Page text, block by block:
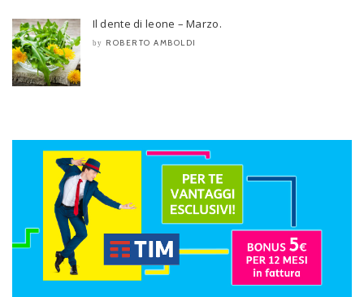
Il dente di leone – Marzo.
by ROBERTO AMBOLDI